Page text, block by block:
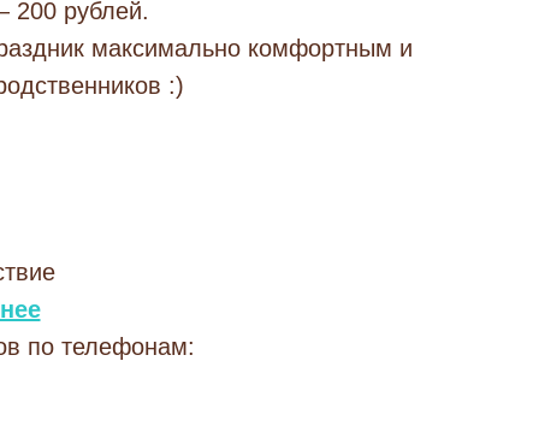
200 рублей.
максимально комфортным и
:)
по телефонам: